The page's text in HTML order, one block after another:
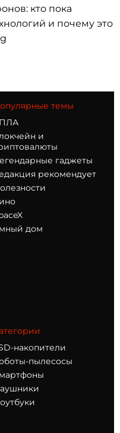
кто пока
и почему это
темы
и
гаджеты
рекомендует
дом
накопители
пылесосы